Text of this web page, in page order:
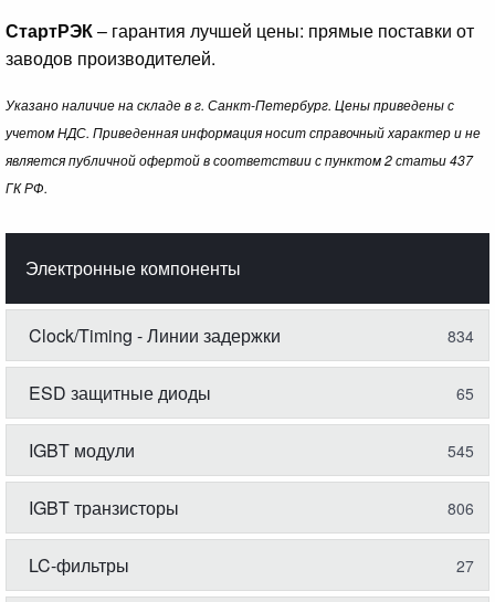
СтартРЭК– гарантия лучшей цены: прямые поставки от
заводов производителей.
Указано наличие на складе в г. Санкт-Петербург. Цены приведены с
учетом НДС. Приведенная информация носит справочный характер и не
является публичной офертой в соответствии с пунктом 2 статьи 437
ГК РФ.
Электронные компоненты
Clock/Timing - Линии задержки 834
ESD защитные диоды 65
IGBT модули 545
IGBT транзисторы 806
LC-фильтры 27